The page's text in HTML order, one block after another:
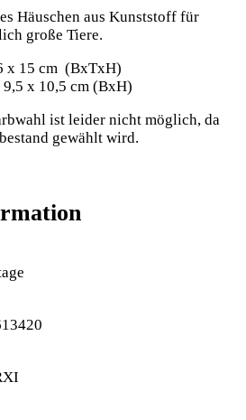
Häuschen aus Kunststoff für
große Tiere.
x 15 cm (BxTxH)
9,5 x 10,5 cm (BxH)
ist leider nicht möglich, da
gewählt wird.